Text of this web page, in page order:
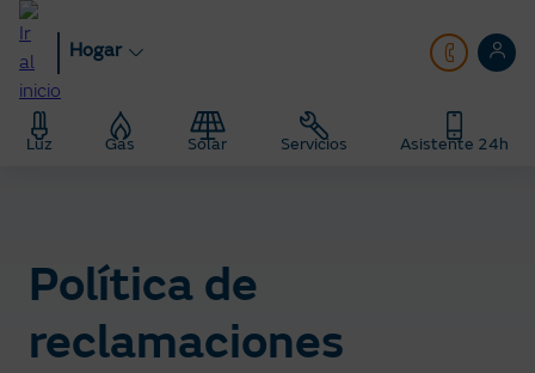
Pasar
contenido
principal
Hogar
Luz Gas Solar Servicios Asistente 24h
Hogar Política de reclamaciones
Política de
reclamaciones